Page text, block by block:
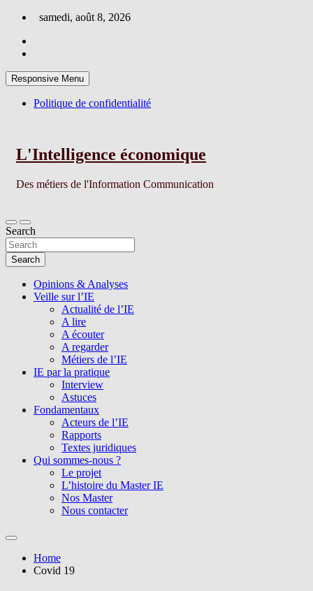
Skip
content
samedi, août 8, 2026
Responsive Menu
Politique de confidentialité
L'Intelligence économique
Des métiers de l'Information Communication
Search
Search
Opinions & Analyses
Veille sur l’IE
Actualité de l’IE
A lire
A écouter
A regarder
Métiers de l’IE
IE par la pratique
Interview
Astuces
Fondamentaux
Acteurs de l’IE
Rapports
Textes juridiques
Qui sommes-nous ?
Le projet
L’histoire du Master IE
Nos Master
Nous contacter
Home
Covid 19